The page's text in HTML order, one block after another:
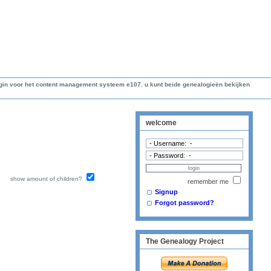
voor het content management systeem e107. u kunt beide genealogieën bekijken
show amount of children?
welcome
remember me
Signup
Forgot password?
The Genealogy Project